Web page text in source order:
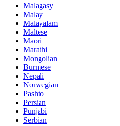
Malagasy
Malay
Malayalam
Maltese
Maori
Marathi
Mongolian
Burmese
Nepali
Norwegian
Pashto
Persian
Punjabi
Serbian